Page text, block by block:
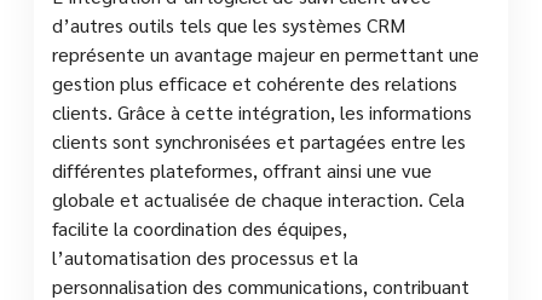
d’autres outils tels que les systèmes CRM
représente un avantage majeur en permettant une
gestion plus efficace et cohérente des relations
clients. Grâce à cette intégration, les informations
clients sont synchronisées et partagées entre les
différentes plateformes, offrant ainsi une vue
globale et actualisée de chaque interaction. Cela
facilite la coordination des équipes,
l’automatisation des processus et la
personnalisation des communications, contribuant